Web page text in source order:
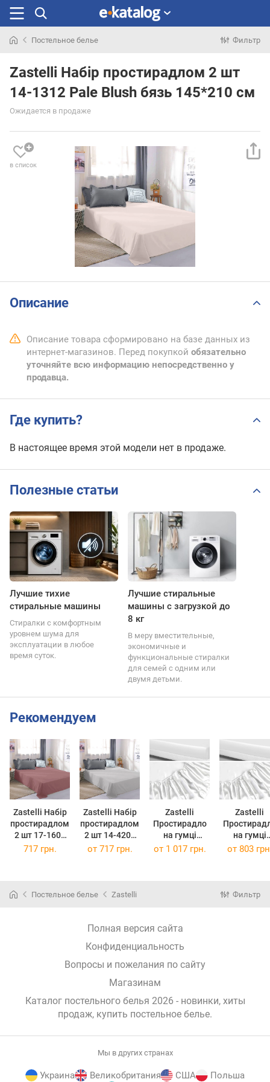
раньше
Постельное белье Фильтр
Zastelli Набір простирадлом 2 шт
14-1312 Pale Blush бязь 145*210 см
Ожидается в продаже
в список
Описание
Описание товара сформировано на базе данных из
интернет-магазинов. Перед покупкой обязательно
уточняйте всю информацию непосредственно у
продавца.
Где купить?
В настоящее время этой модели нет в продаже.
Полезные статьи
Лучшие тихие
стиральные машины
Стиралки с комфортным
уровнем шума для
эксплуатации в любое
время суток.
Лучшие стиральные
машины с загрузкой до
8 кг
В меру вместительные,
экономичные и
функциональные стиралки
для семей с одним или
двумя детьми.
Рекомендуем
Zastelli Набір
простирадлом
2 шт 17-1608
Plum бязь
Zastelli Набір
простирадлом
2 шт 14-4203
Light Grey бязь
Zastelli
Простирадло
на гумці
AntiAge
Zastelli
на гумці
AntiAge
717 грн. от 717 грн. от 1 017 грн. от 803
Постельное белье Zastelli Фильтр
Полная версия сайта
Конфиденциальность
Вопросы и пожелания по сайту
Магазинам
Каталог постельного белья 2026 - новинки, хиты
продаж, купить постельное белье.
Мы в других странах
Украина Великобритания США Польша